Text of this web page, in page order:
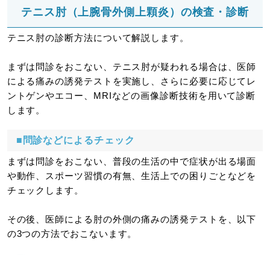
テニス肘（上腕骨外側上顆炎）の検査・診断
テニス肘の診断方法について解説します。
まずは問診をおこない、テニス肘が疑われる場合は、医師
による痛みの誘発テストを実施し、さらに必要に応じてレ
ントゲンやエコー、MRIなどの画像診断技術を用いて診断
します。
■問診などによるチェック
まずは問診をおこない、普段の生活の中で症状が出る場面
や動作、スポーツ習慣の有無、生活上での困りごとなどを
チェックします。
その後、医師による肘の外側の痛みの誘発テストを、以下
の3つの方法でおこないます。